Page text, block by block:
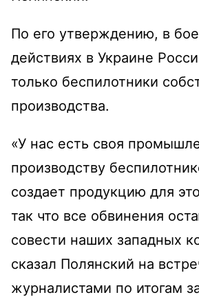
По его утверждению, в
действиях в Украине
только беспилотники
производства.
«У нас есть своя
производству
создает продукцию для
так что все обвинения
совести наших западных
сказал Полянский на
журналистами по итогам